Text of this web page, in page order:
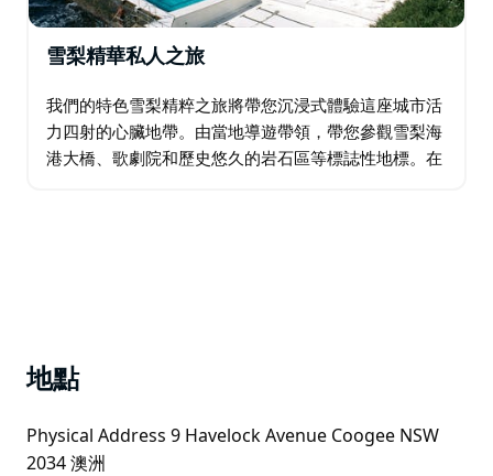
雪梨精華私人之旅
我們的特色雪梨精粹之旅將帶您沉浸式體驗這座城市活
力四射的心臟地帶。由當地導遊帶領，帶您參觀雪梨海
港大橋、歌劇院和歷史悠久的岩石區等標誌性地標。在
地點
Physical Address 9 Havelock Avenue Coogee NSW
2034 澳洲